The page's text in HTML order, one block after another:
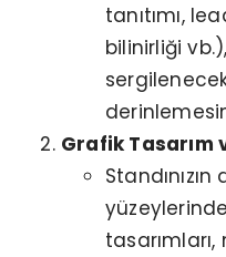
tanıtımı,
bilinirliği
Grafik Tasarım
tasarımları,